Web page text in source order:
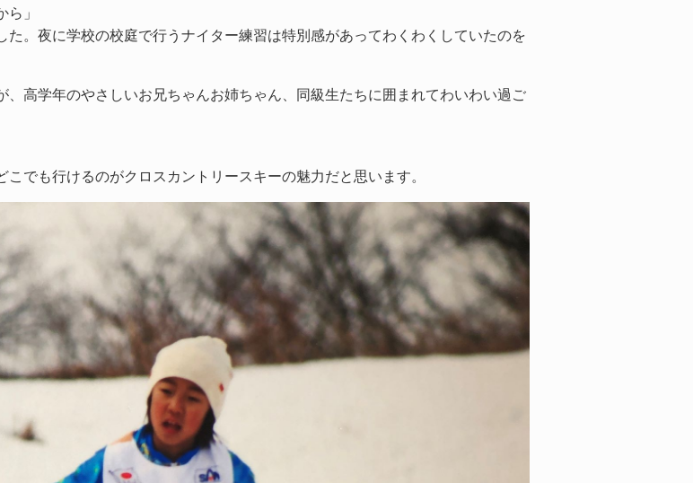
」
。夜に学校の校庭で行うナイター練習は特別感があってわくわくしていたのを
高学年のやさしいお兄ちゃんお姉ちゃん、同級生たちに囲まれてわいわい過ご
でも行けるのがクロスカントリースキーの魅力だと思います。